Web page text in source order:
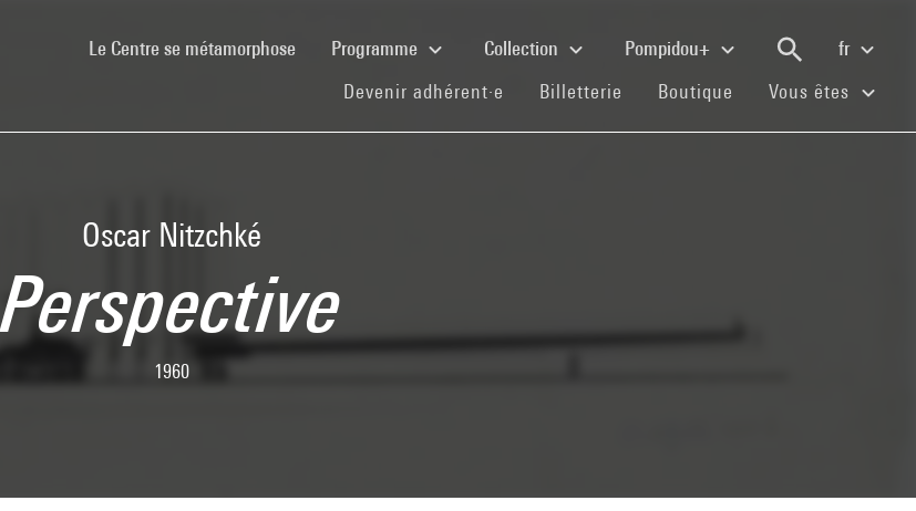
Le Centre se métamorphose(current)Programme Collection Pompidou+
fr
Devenir adhérent·e (current)
Billetterie (current)
Boutique (current)
Vous êtes
Oscar Nitzchké
Perspective
1960